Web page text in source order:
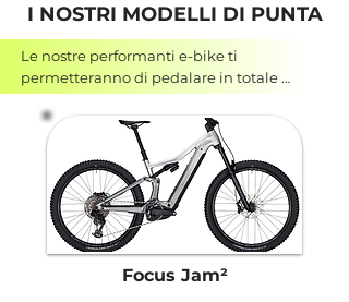
I NOSTRI MODELLI DI PUNTA
Le nostre performanti e-bike ti
permetteranno di pedalare in totale
tranquillità assieme alla famiglia lungo la
ciclabile delle valli di Fiemme e Fassa.
Avventurarti lungo itinerari mozzafiato e
immersi nella natura come la Val Venegia,
Paneveggio e l'Alpe Lusia. L'unico
pensiero sarà: a quando la prossima?
Focus Jam²